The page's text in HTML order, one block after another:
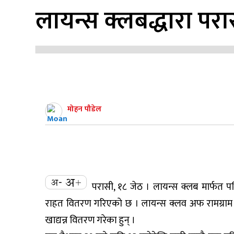
लायन्स क्लबद्धारा
मोहन पौडेल
परासी, १८ जेठ । लायन्स क्लब मार्फत
राहत वितरण गरिएको छ । लायन्स क्लव अफ
खाद्यन्न वितरण गरेका हुन् ।